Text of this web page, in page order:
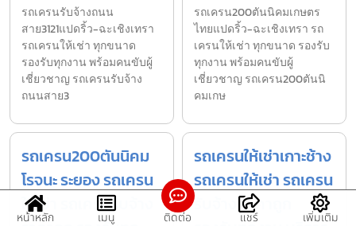
รถเครนรับจ้างถนน
สาย3121แปดริ้ว-ฉะเชิงเทรา
รถเครนให้เช่า ทุกขนาด
รองรับทุกงาน พร้อมคนขับผู้
เชี่ยวชาญ รถเครนรับจ้าง
ถนนสาย3
รถเครน200ตันนิคมเกษตร
ไทยแปดริ้ว-ฉะเชิงเทรา รถ
เครนให้เช่า ทุกขนาด รองรับ
ทุกงาน พร้อมคนขับผู้
เชี่ยวชาญ รถเครน200ตันนิ
คมเกษ
รถเครน200ตันนิคม
โรจนะ ระยอง รถเครน
ให้เช่า รถเครนรับจ้าง
รถเครนให้เช่าเกาะช้าง
รถเครนให้เช่า รถเครน
รับจ้าง ราคาถูก
หน้าหลัก เมนู ติดต่อ แชร์ เพิ่มเติม